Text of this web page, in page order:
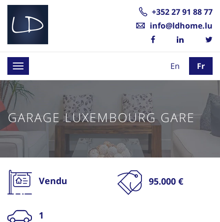
+352 27 91 88 77
info@ldhome.lu
Toggle
navigation
En Fr
GARAGE LUXEMBOURG GARE
Vendu 95.000 €
1